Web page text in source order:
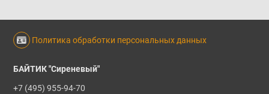
Политика обработки персональных данных
БАЙТИК "Сиреневый"
+7 (495) 955-94-70